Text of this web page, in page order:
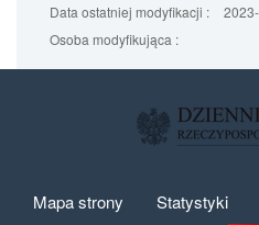
Data ostatniej modyfikacji :
Osoba modyfikująca :
Mapa strony Statystyki